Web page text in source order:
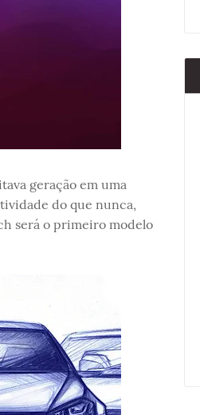
geração em uma
do que nunca,
será o primeiro modelo